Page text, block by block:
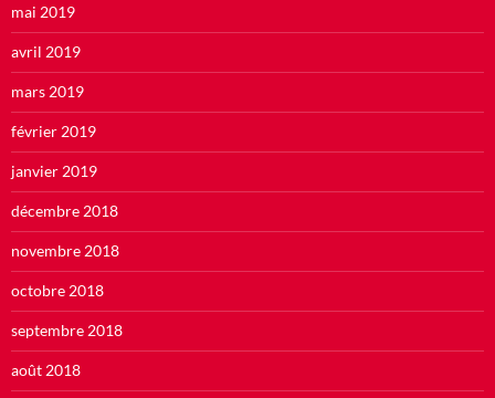
mai 2019
avril 2019
mars 2019
février 2019
janvier 2019
décembre 2018
novembre 2018
octobre 2018
septembre 2018
août 2018